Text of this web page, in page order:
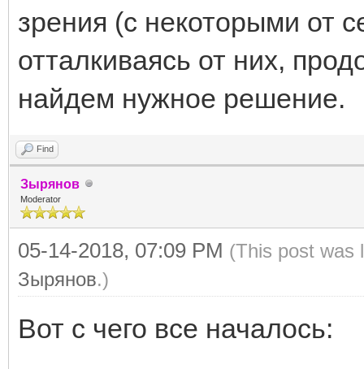
зрения (с некоторыми от
отталкиваясь от них,
найдем нужное решение.
Find
Зырянов
Moderator
05-14-2018, 07:09 PM (This post was
Зырянов.)
Вот с чего все началось: